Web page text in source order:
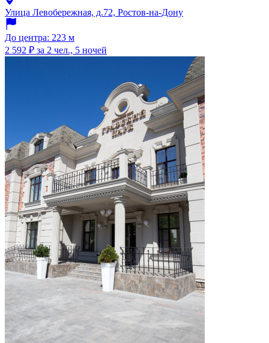
Улица Левобережная, д.72, Ростов-на-Дону
До центра: 223 м
2 592 ₽ за 2 чел., 5 ночей